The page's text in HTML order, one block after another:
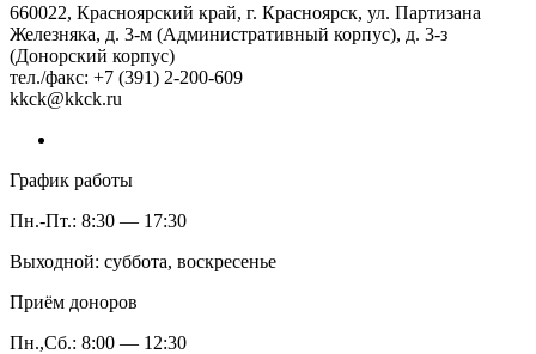
660022, Красноярский край, г. Красноярск, ул. Партизана
Железняка, д. 3-м (Административный корпус), д. 3-з
(Донорский корпус)
тел./факс: +7 (391) 2-200-609
kkck@kkck.ru
График работы
Пн.-Пт.: 8:30 — 17:30
Выходной: суббота, воскресенье
Приём доноров
Пн.,Сб.: 8:00 — 12:30